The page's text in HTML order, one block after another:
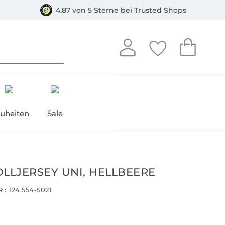
4.87 von 5 Sterne bei Trusted Shops
Anmelden
In deinem Konto
Deine
Du hast keine
Dein
Du hast
Sale
UNI, HELLBEERE
124.554-5021